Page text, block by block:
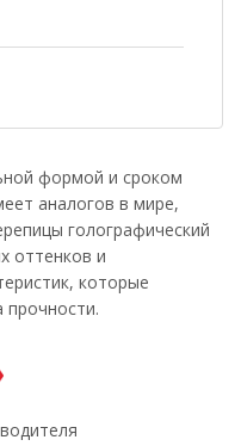
формой и сроком
аналогов в мире,
голографический
оттенков и
которые
прочности.